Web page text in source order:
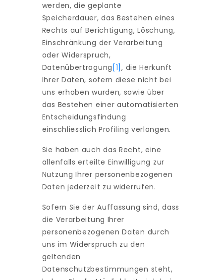
werden, die geplante
Speicherdauer, das Bestehen eines
Rechts auf Berichtigung, Löschung,
Einschränkung der Verarbeitung
oder Widerspruch,
Datenübertragung [1], die Herkunft
Ihrer Daten, sofern diese nicht bei
uns erhoben wurden, sowie über
das Bestehen einer automatisierten
Entscheidungsfindung
einschliesslich Profiling verlangen.
Sie haben auch das Recht, eine
allenfalls erteilte Einwilligung zur
Nutzung Ihrer personenbezogenen
Daten jederzeit zu widerrufen.
Sofern Sie der Auffassung sind, dass
die Verarbeitung Ihrer
personenbezogenen Daten durch
uns im Widerspruch zu den
geltenden
Datenschutzbestimmungen steht,